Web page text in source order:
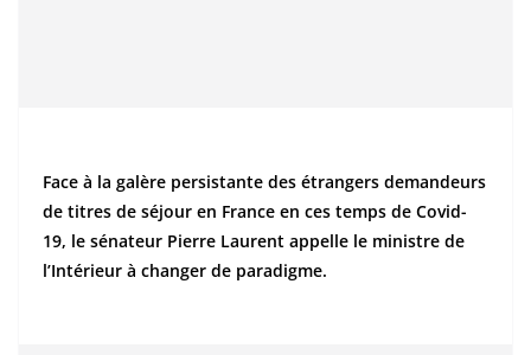
Face à la galère persistante des étrangers demandeurs
de titres de séjour en France en ces temps de Covid-
19, le sénateur Pierre Laurent appelle le ministre de
l’Intérieur à changer de paradigme.